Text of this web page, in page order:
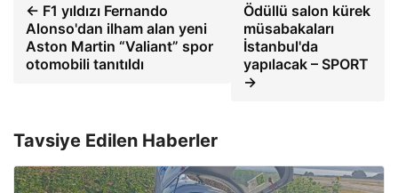
← F1 yıldızı Fernando
Alonso'dan ilham alan yeni
Aston Martin “Valiant” spor
otomobili tanıtıldı
Ödüllü salon kürek
müsabakaları
İstanbul'da
yapılacak – SPORT
→
Tavsiye Edilen Haberler